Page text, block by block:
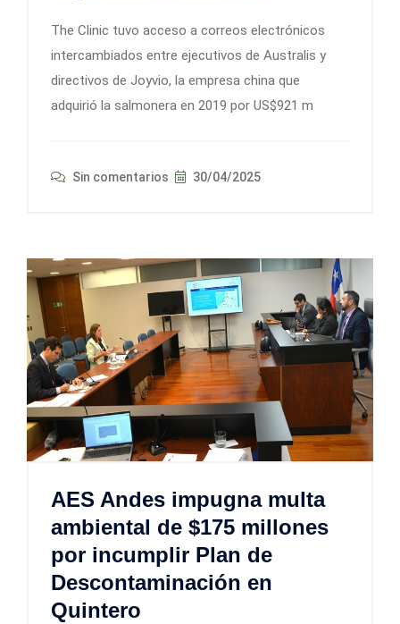
The Clinic tuvo acceso a correos electrónicos
intercambiados entre ejecutivos de Australis y
directivos de Joyvio, la empresa china que
adquirió la salmonera en 2019 por US$921 m
Sin comentarios 30/04/2025
AES Andes impugna multa
ambiental de $175 millones
por incumplir Plan de
Descontaminación en
Quintero